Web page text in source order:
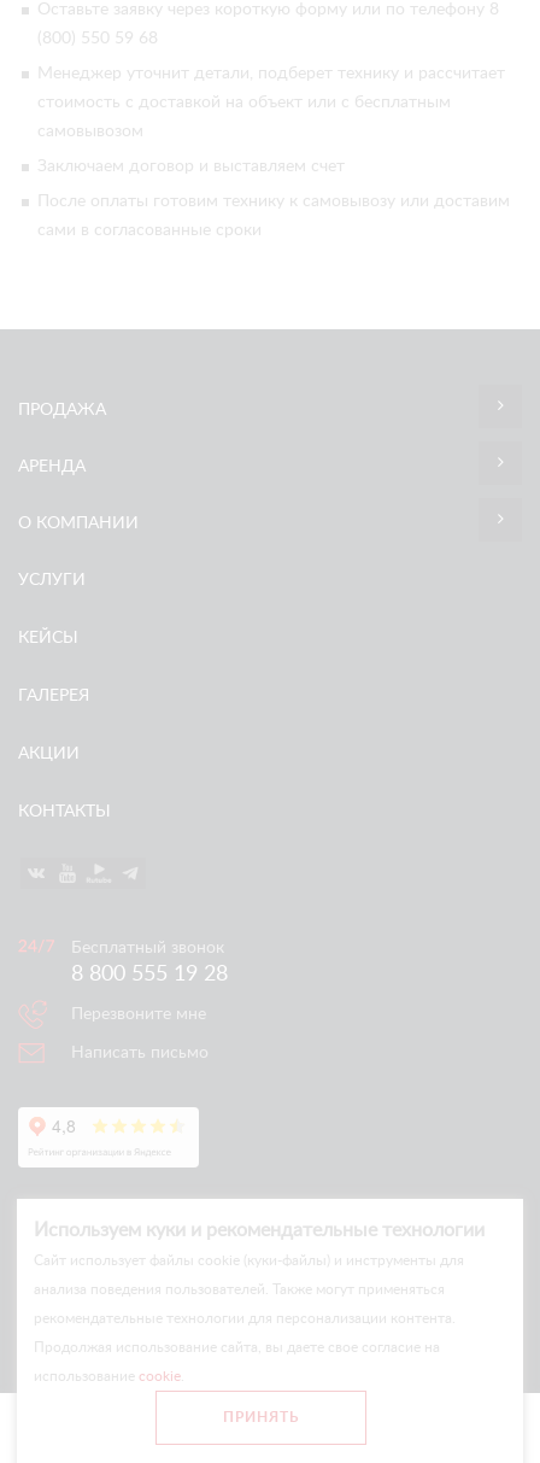
Оставьте заявку через короткую форму или по телефону 8
(800) 550 59 68
Менеджер уточнит детали, подберет технику и рассчитает
стоимость с доставкой на объект или с бесплатным
самовывозом
Заключаем договор и выставляем счет
После оплаты готовим технику к самовывозу или доставим
сами в согласованные сроки
© Arlift 2026
All rights reserved
ПРОДАЖА
АРЕНДА
О КОМПАНИИ
УСЛУГИ
КЕЙСЫ
ГАЛЕРЕЯ
АКЦИИ
КОНТАКТЫ
Бесплатный звонок
8 800 555 19 28
Перезвоните мне
Написать письмо
Используем куки и рекомендательные технологии
Cайт использует файлы cookie (куки-файлы) и инструменты для
анализа поведения пользователей. Также могут применяться
рекомендательные технологии для персонализации контента.
Продолжая использование сайта, вы даете свое согласие на
использование cookie
ПРИНЯТЬ